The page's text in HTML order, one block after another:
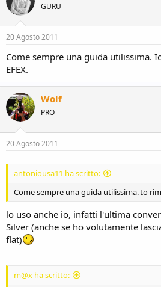
GURU
20 Agosto 2011
Come sempre una guida utilissima.
EFEX.
Wolf
PRO
20 Agosto 2011
antoniousa11 ha scritto:
Come sempre una guida utilissima. Io
lo uso anche io, infatti l'ultima
Silver (anche se ho volutamente
flat)
m@x ha scritto: